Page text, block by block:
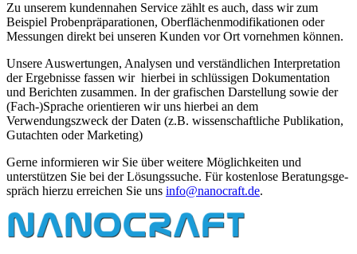
Zu unserem kundennahen Service zählt es auch, dass wir zum
Beispiel Probenpräparationen, Oberflächenmodifikationen oder
Messungen direkt bei unseren Kunden vor Ort vornehmen können.
Unsere Auswertungen, Analysen und verständlichen Interpretation
der Ergebnisse fassen wir hierbei in schlüssigen Dokumentation
und Berichten zusammen. In der grafischen Darstellung sowie der
(Fach-)Sprache orientieren wir uns hierbei an dem
Verwendungszweck der Daten (z.B. wissenschaftliche Publikation,
Gutachten oder Marketing)
Gerne informieren wir Sie über weitere Mög­lich­kei­ten und
unterstützen Sie bei der Lösungssuche. Für kostenlose Be­ra­tungs­ge­
spräch hierzu er­rei­chen Sie uns info@​nanocraft.​de.